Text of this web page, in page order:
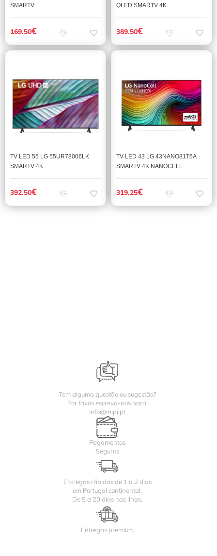
SMARTV
169.50€
QLED SMARTV 4K
389.50€
TV LED 55 LG 55UR78006LK
SMARTV 4K
392.50€
TV LED 43 LG 43NANO81T6A
SMARTV 4K NANOCELL
319.25€
Tem alguma questão ou sugestão?
Por favos escreva-nos para:
info@mipi.pt
Pagamentos
Seguros
Entregas rápidas de 1 a 2 dias
em Portugal continental.
De 5 a 20 dias nas ilhas.
Entregas premium